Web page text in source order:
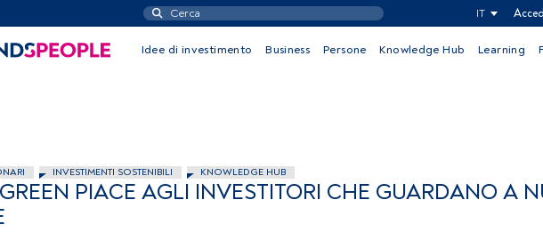
IT
Idee di investimento Business Persone Knowledge Hub Learning
INVESTIMENTI SOSTENIBILI KNOWLEDGE HUB
GREEN PIACE AGLI INVESTITORI CHE GUARDANO A